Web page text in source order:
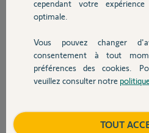
Devis avec un pro
Contact
Réponses
Là, il y a qqs chose qui ne colle pas ?
piloté par un récepteur déporté lui-
cependant votre
optimale.
Vous pouvez changer
consentement à tout
préférences des cookies.
veuillez consulter notre
TOUT